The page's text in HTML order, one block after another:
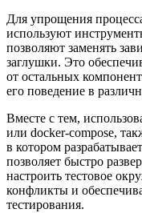
Для упрощения
используют
позволяют заменять
заглушки. Это
от остальных
его поведение в
Вместе с тем,
или docker-compose,
в котором
позволяет быстро
настроить тестовое
конфликты и
тестирования.